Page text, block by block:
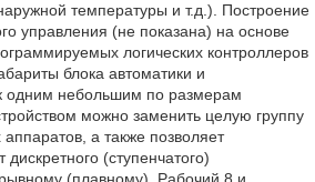
температуры и т.д.). Построение
управления (не показана) на основе
логических контроллеров
блока автоматики и
одним небольшим по размерам
можно заменить целую группу
а также позволяет
(ступенчатого)